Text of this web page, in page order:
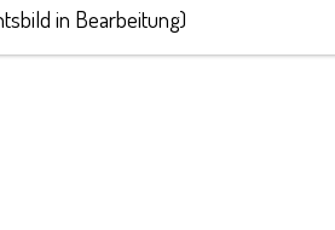
in Bearbeitung)